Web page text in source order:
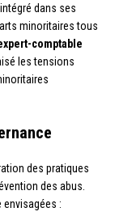
dans ses
minoritaires tous
comptable
les tensions
des pratiques
des abus.
: